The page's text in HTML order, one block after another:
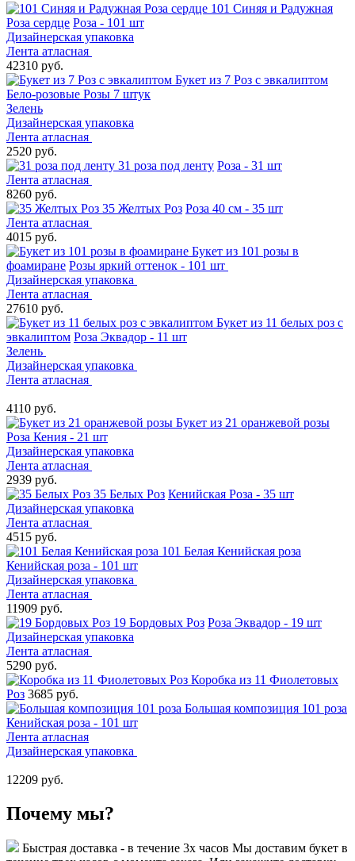
101 Синяя и Радужная
Роза сердце Роза - 101 шт
Дизайнерская упаковка
Лента атласная
42310 руб.
Букет из 7 Роз с эвкалиптом
Бело-розовые Розы 7 штук
Зелень
Дизайнерская упаковка
Лента атласная
2520 руб.
31 роза под ленту Роза - 31 шт
Лента атласная
8260 руб.
35 Желтых Роз Роза 40 см - 35 шт
Лента атласная
4015 руб.
Букет из 101 розы в
фоамиране Розы яркий оттенок - 101 шт
Дизайнерская упаковка
Лента атласная
27610 руб.
Букет из 11 белых роз с
эвкалиптом Роза Эквадор - 11 шт
Зелень
Дизайнерская упаковка
Лента атласная
4110 руб.
Букет из 21 оранжевой розы
Роза Кения - 21 шт
Дизайнерская упаковка
Лента атласная
2939 руб.
35 Белых Роз Кенийская Роза - 35 шт
Дизайнерская упаковка
Лента атласная
4515 руб.
101 Белая Кенийская роза
Кенийская роза - 101 шт
Дизайнерская упаковка
Лента атласная
11909 руб.
19 Бордовых Роз Роза Эквадор - 19 шт
Дизайнерская упаковка
Лента атласная
5290 руб.
Коробка из 11 Фиолетовых
Роз 3685 руб.
Большая композиция 101 роза
Кенийская роза - 101 шт
Лента атласная
Дизайнерская упаковка
12209 руб.
Почему мы?
Быстрая доставка - в течение 3х часов Мы доставим букет в